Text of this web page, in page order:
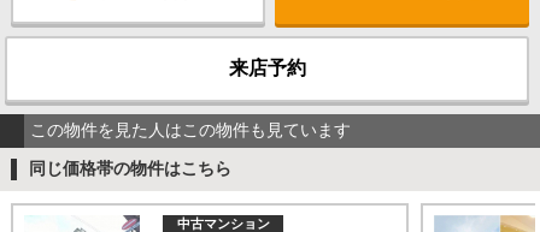
来店予約
この物件を見た人はこの物件も見ています
同じ価格帯の物件はこちら
中古マンション